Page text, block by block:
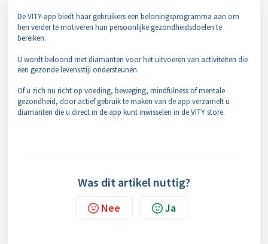
De VITY-app biedt haar gebruikers een beloningsprogramma aan om
hen verder te motiveren hun persoonlijke gezondheidsdoelen te
bereiken.
U wordt beloond met diamanten voor het uitvoeren van activiteiten die
een gezonde levensstijl ondersteunen.
Of u zich nu richt op voeding, beweging, mindfulness of mentale
gezondheid, door actief gebruik te maken van de app verzamelt u
diamanten die u direct in de app kunt inwisselen in de VITY store.
Was dit artikel nuttig?
Nee Ja